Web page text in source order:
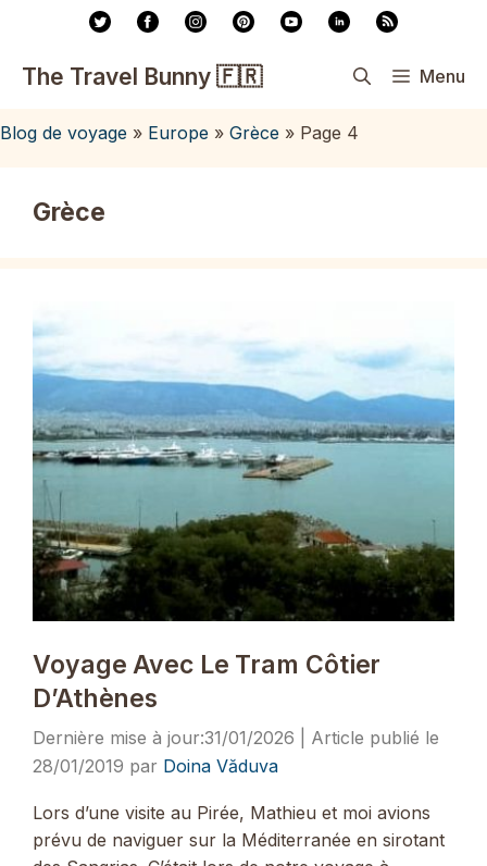
contenu
The Travel Bunny 🇫🇷 Menu
Blog de voyage » Europe » Grèce » Page 4
Grèce
Voyage Avec Le Tram Côtier
D’Athènes
31/01/2026
28/01/2019 par Doina Văduva
Lors d’une visite au Pirée, Mathieu et moi avions
prévu de naviguer sur la Méditerranée en sirotant